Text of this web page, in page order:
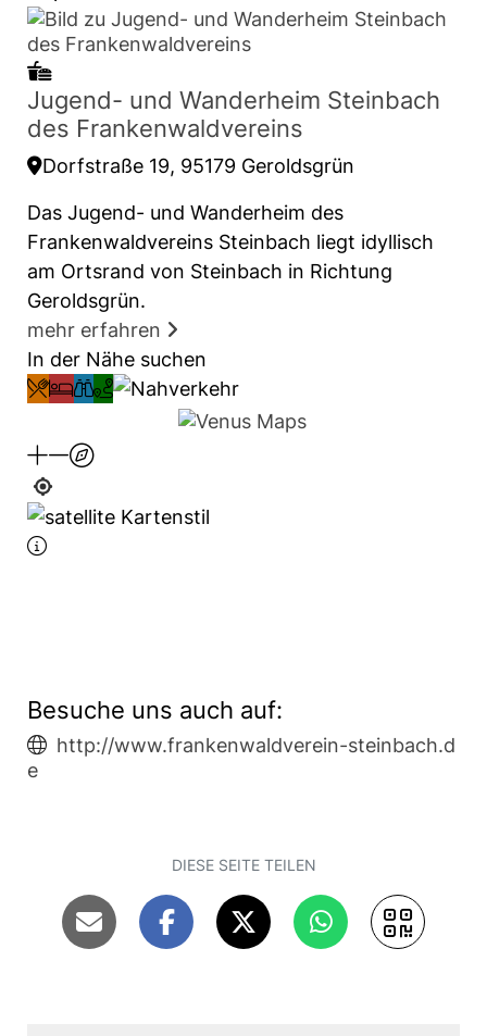
Jugend- und Wanderheim Steinbach
des Frankenwaldvereins
Dorfstraße 19, 95179 Geroldsgrün
Das Jugend- und Wanderheim des
Frankenwaldvereins Steinbach liegt idyllisch
am Ortsrand von Steinbach in Richtung
Geroldsgrün.
mehr erfahren
In der Nähe suchen
Besuche uns auch auf:
http://www.frankenwaldverein-steinbach.d
e
DIESE SEITE TEILEN